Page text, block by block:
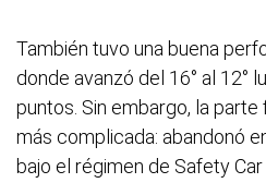
También tuvo una buena
donde avanzó del 16° al 12°
puntos. Sin embargo, la
más complicada: abandonó
bajo el régimen de Safety